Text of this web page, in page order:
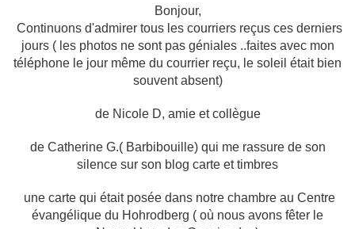
Bonjour,
Continuons d'admirer tous les courriers reçus ces derniers
jours ( les photos ne sont pas géniales ..faites avec mon
téléphone le jour même du courrier reçu, le soleil était bien
souvent absent)
de Nicole D, amie et collègue
de Catherine G.( Barbibouille) qui me rassure de son
silence sur son blog carte et timbres
une carte qui était posée dans notre chambre au Centre
évangélique du Hohrodberg ( où nous avons fêter le